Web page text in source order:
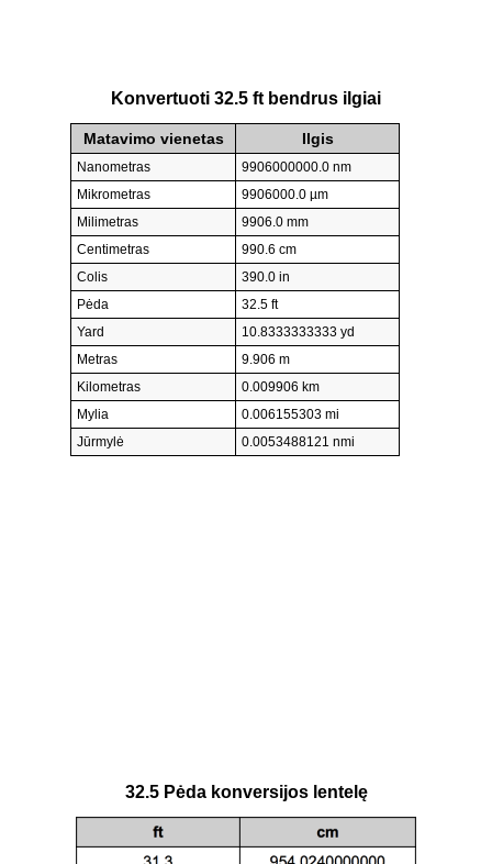
Konvertuoti 32.5 ft bendrus ilgiai
Matavimo vienetas Ilgis
Nanometras
9906000000.0 nm
Mikrometras
9906000.0 µm
Milimetras
9906.0 mm
Centimetras
990.6 cm
Colis
390.0 in
Pėda
32.5 ft
Yard
10.8333333333 yd
Metras
9.906 m
Kilometras
0.009906 km
Mylia
0.006155303 mi
Jūrmylė
0.0053488121 nmi
32.5 Pėda konversijos lentelę